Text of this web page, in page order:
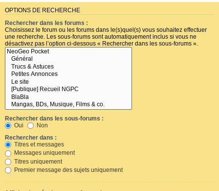
OPTIONS DE RECHERCHE
Rechercher dans les forums :
Choisissez le forum ou les forums dans le(s)quel(s) vous souhaitez effectuer
une recherche. Les sous-forums sont automatiquement inclus si vous ne
désactivez pas l’option ci-dessous « Rechercher dans les sous-forums ».
Rechercher dans les sous-forums :
Oui
Non
Rechercher dans :
Titres et messages
Messages uniquement
Titres uniquement
Premier message des sujets uniquement